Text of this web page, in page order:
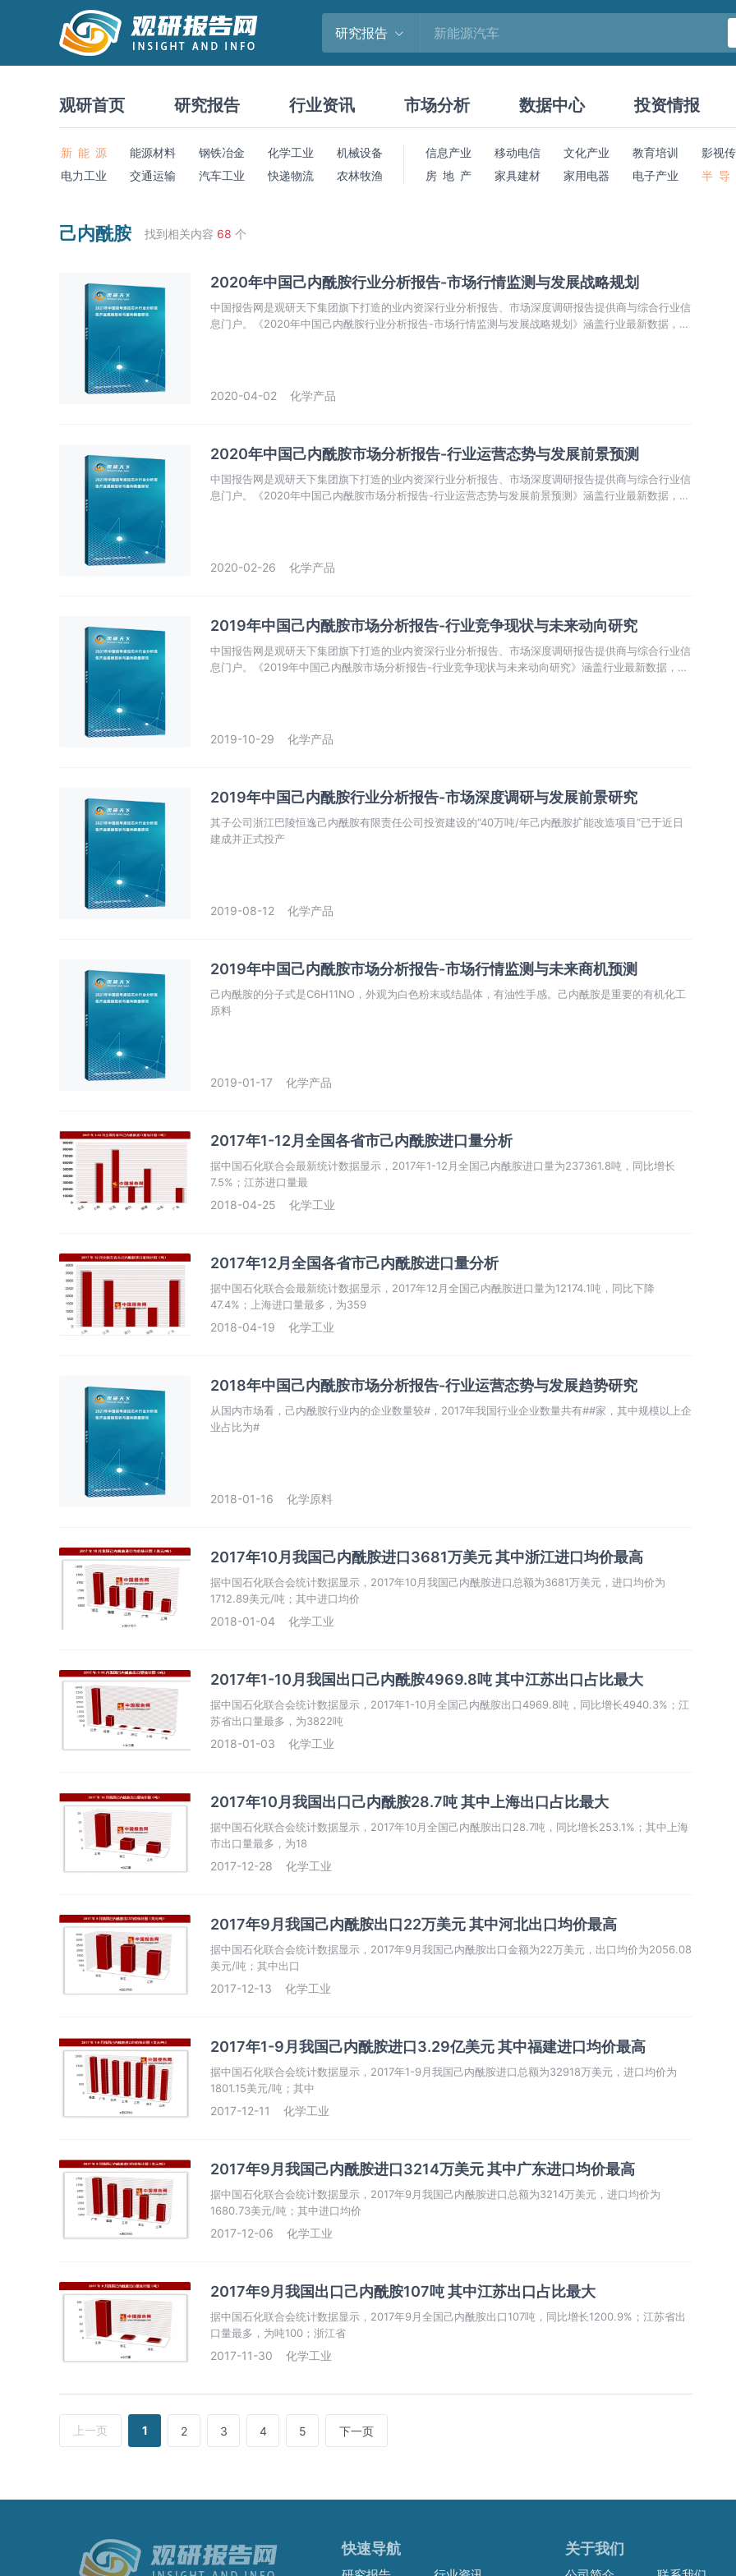
研究报告
观研首页 研究报告 行业资讯 市场分析 数据中心 投资情报
新 能 源 能源材料 钢铁冶金 化学工业
机械设备
电力工业
交通运输 汽车工业 快递物流 农林牧渔
信息产业 移动电信 文化产业 教育培训
影视
房 地 产
家具建材 家用电器 电子产业 半 导
己内酰胺 找到相关内容 68 个
2020年中国己内酰胺行业分析报告-市场行情监测与发展战略规划
中国报告网是观研天下集团旗下打造的业内资深行业分析报告、市场深度调研报告提供商与综合行业信
息门户。《2020年中国己内酰胺行业分析报告-市场行情监测与发展战略规划》涵盖行业最新数据，市
2020-04-02 化学产品
2020年中国己内酰胺市场分析报告-行业运营态势与发展前景预测
中国报告网是观研天下集团旗下打造的业内资深行业分析报告、市场深度调研报告提供商与综合行业信
息门户。《2020年中国己内酰胺市场分析报告-行业运营态势与发展前景预测》涵盖行业最新数据，市
2020-02-26 化学产品
2019年中国己内酰胺市场分析报告-行业竞争现状与未来动向研究
中国报告网是观研天下集团旗下打造的业内资深行业分析报告、市场深度调研报告提供商与综合行业信
息门户。《2019年中国己内酰胺市场分析报告-行业竞争现状与未来动向研究》涵盖行业最新数据，市
处的环境，从理论到实践
2019-10-29 化学产品
2019年中国己内酰胺行业分析报告-市场深度调研与发展前景研究
其子公司浙江巴陵恒逸己内酰胺有限责任公司投资建设的“40万吨/年己内酰胺扩能改造项目”已于近日
建成并正式投产
2019-08-12 化学产品
2019年中国己内酰胺市场分析报告-市场行情监测与未来商机预测
己内酰胺的分子式是C6H11NO，外观为白色粉末或结晶体，有油性手感。己内酰胺是重要的有机化工
原料
2019-01-17 化学产品
2017年1-12月全国各省市己内酰胺进口量分析
据中国石化联合会最新统计数据显示，2017年1-12月全国己内酰胺进口量为237361.8吨，同比增长
7.5%；江苏进口量最
2018-04-25 化学工业
2017年12月全国各省市己内酰胺进口量分析
据中国石化联合会最新统计数据显示，2017年12月全国己内酰胺进口量为12174.1吨，同比下降
47.4%；上海进口量最多，为359
2018-04-19 化学工业
2018年中国己内酰胺市场分析报告-行业运营态势与发展趋势研究
从国内市场看，己内酰胺行业内的企业数量较#，2017年我国行业企业数量共有##家，其中规模以上企
业占比为#
2018-01-16 化学原料
2017年10月我国己内酰胺进口3681万美元 其中浙江进口均价最高
据中国石化联合会统计数据显示，2017年10月我国己内酰胺进口总额为3681万美元，进口均价为
1712.89美元/吨；其中进口均价
2018-01-04 化学工业
2017年1-10月我国出口己内酰胺4969.8吨 其中江苏出口占比最大
据中国石化联合会统计数据显示，2017年1-10月全国己内酰胺出口4969.8吨，同比增长4940.3%；江
苏省出口量最多，为3822吨
2018-01-03 化学工业
2017年10月我国出口己内酰胺28.7吨 其中上海出口占比最大
据中国石化联合会统计数据显示，2017年10月全国己内酰胺出口28.7吨，同比增长253.1%；其中上海
市出口量最多，为18
2017-12-28 化学工业
2017年9月我国己内酰胺出口22万美元 其中河北出口均价最高
据中国石化联合会统计数据显示，2017年9月我国己内酰胺出口金额为22万美元，出口均价为2056.08
美元/吨；其中出口
2017-12-13 化学工业
2017年1-9月我国己内酰胺进口3.29亿美元 其中福建进口均价最高
据中国石化联合会统计数据显示，2017年1-9月我国己内酰胺进口总额为32918万美元，进口均价为
1801.15美元/吨；其中
2017-12-11 化学工业
2017年9月我国己内酰胺进口3214万美元 其中广东进口均价最高
据中国石化联合会统计数据显示，2017年9月我国己内酰胺进口总额为3214万美元，进口均价为
1680.73美元/吨；其中进口均价
2017-12-06 化学工业
2017年9月我国出口己内酰胺107吨 其中江苏出口占比最大
据中国石化联合会统计数据显示，2017年9月全国己内酰胺出口107吨，同比增长1200.9%；江苏省出
口量最多，为吨100；浙江省
2017-11-30 化学工业
上一页 1 2 3 4 5 下一页
快速导航 关于我们